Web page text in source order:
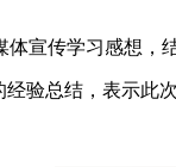
宣传学习感想，
验总结，表示